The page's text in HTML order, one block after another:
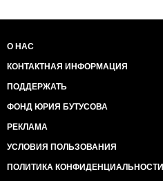
О НАС
КОНТАКТНАЯ ИНФОРМАЦИЯ
ПОДДЕРЖАТЬ
ФОНД ЮРИЯ БУТУСОВА
РЕКЛАМА
УСЛОВИЯ ПОЛЬЗОВАНИЯ
ПОЛИТИКА КОНФИДЕНЦИАЛЬНОСТИ